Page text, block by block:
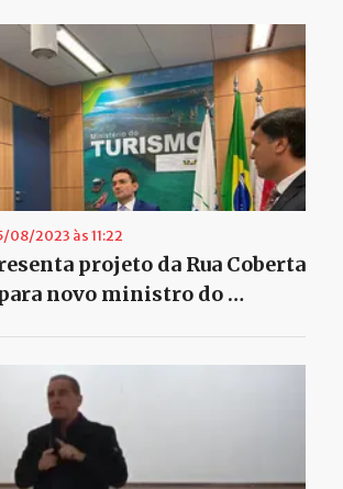
2023 às 11:22
projeto da Rua Coberta
novo ministro do …